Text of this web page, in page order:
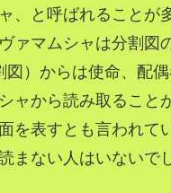
、と呼ばれることが
ァマムシャは分割図
）からは使命、配
ャから読み取ること
を表すとも言われて
まない人はいないで